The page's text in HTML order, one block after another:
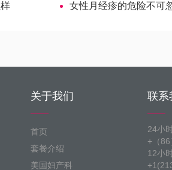
女性月经疹的危险不可忽
关于我们
首页
套餐介绍
美国妇产科
联系
24小
+（
12小